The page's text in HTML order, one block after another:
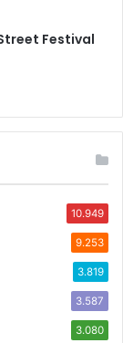
Festival
10.949
9.253
3.819
3.587
3.080